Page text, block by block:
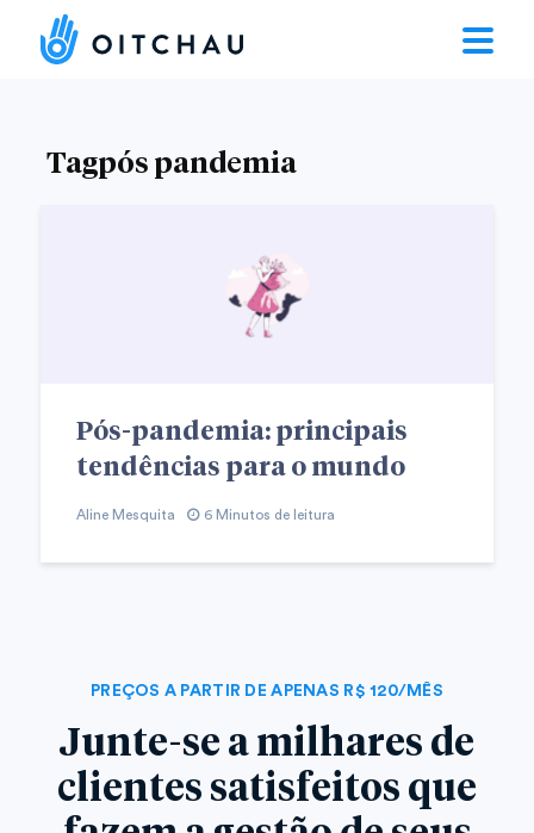
Tagpós pandemia
Pós-pandemia: principais
tendências para o mundo
Aline Mesquita 6 Minutos de leitura
PREÇOS A PARTIR DE APENAS R$ 120/MÊS
Junte-se a milhares de
clientes satisfeitos que